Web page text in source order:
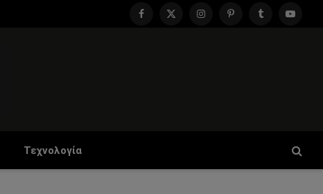
Facebook
X
InstagramPinterestTumblr
Τεχνολογία